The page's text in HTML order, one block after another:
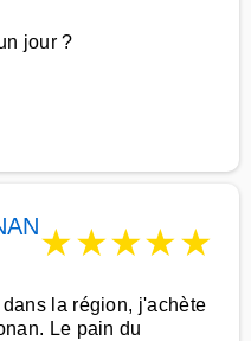
jour ?
★★★★★
la région, j'achète
Le pain du